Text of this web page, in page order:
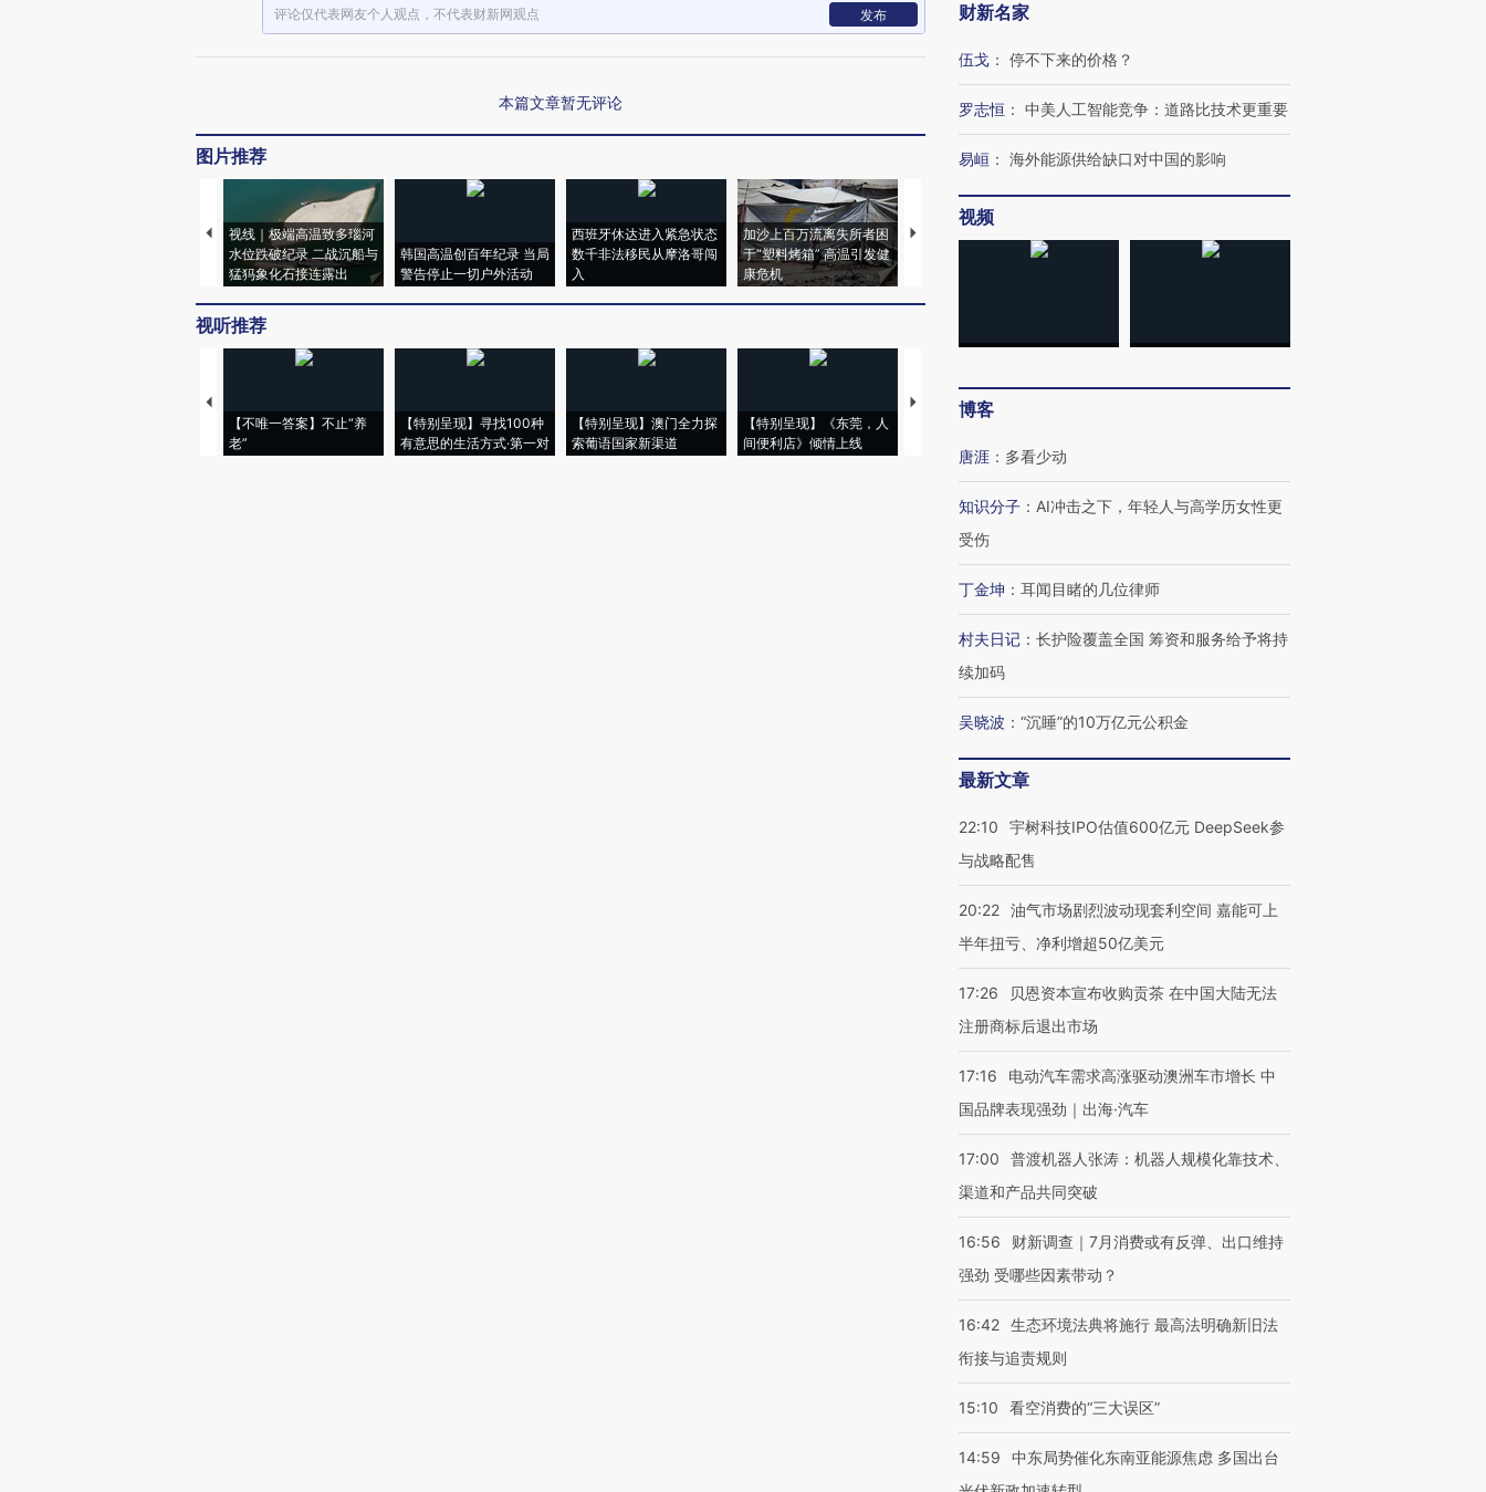
评论仅代表网友个人观点，不代表财新网观点 发布
本篇文章暂无评论
图片推荐
视线｜极端高温致多瑙河
水位跌破纪录 二战沉船与
猛犸象化石接连露出
韩国高温创百年纪录 当局
警告停止一切户外活动
西班牙休达进入紧急状态
数千非法移民从摩洛哥闯
入
加沙上百万流离失所者困
于“塑料烤箱” 高温引发健
康危机
视线｜HYROX的吸金
术：是什么让中产们甘
粒摇头丸 尿检体内含3种
视听推荐
【不唯一答案】不止“养
老”
【特别呈现】寻找100种
有意思的生活方式·第一对
【特别呈现】澳门全力探
索葡语国家新渠道
【特别呈现】《东莞，人
间便利店》倾情上线
【推广】走进第四届链博
会，让数智科技“链”接产
财新名家
伍戈 ： 停不下来的价格？
罗志恒 ： 中美人工智能竞争：道路比技术更重要
易峘 ： 海外能源供给缺口对中国的影响
视频
博客
唐涯 ： 多看少动
知识分子 ： AI冲击之下，年轻人与高学历女性更
受伤
丁金坤 ： 耳闻目睹的几位律师
村夫日记 ： 长护险覆盖全国 筹资和服务给予将持
续加码
吴晓波 ： “沉睡”的10万亿元公积金
最新文章
22:10
宇树科技IPO估值600亿元 DeepSeek参
与战略配售
20:22 油气市场剧烈波动现套利空间 嘉能可上
半年扭亏、净利增超50亿美元
17:26
贝恩资本宣布收购贡茶 在中国大陆无法
注册商标后退出市场
17:16
电动汽车需求高涨驱动澳洲车市增长 中
国品牌表现强劲｜出海·汽车
17:00
普渡机器人张涛：机器人规模化靠技术、
渠道和产品共同突破
16:56
财新调查｜7月消费或有反弹、出口维持
强劲 受哪些因素带动？
16:42 生态环境法典将施行 最高法明确新旧法
衔接与追责规则
15:10 看空消费的“三大误区”
14:59
中东局势催化东南亚能源焦虑 多国出台